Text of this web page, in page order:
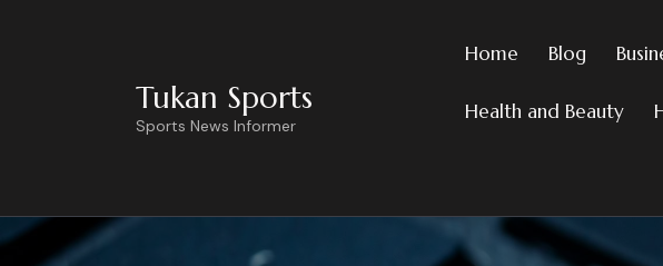
Tukan Sports
Sports News Informer
Home Blog
Health and Beauty